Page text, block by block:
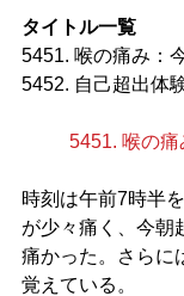
タイトル一覧
5451. 喉の痛み：
5452. 自己超出体
5451. 喉の
時刻は午前7時半
が少々痛く、今朝
痛かった。さらに
覚えている。